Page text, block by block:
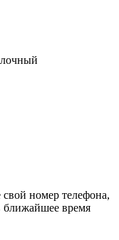
номер телефона,
ближайшее время